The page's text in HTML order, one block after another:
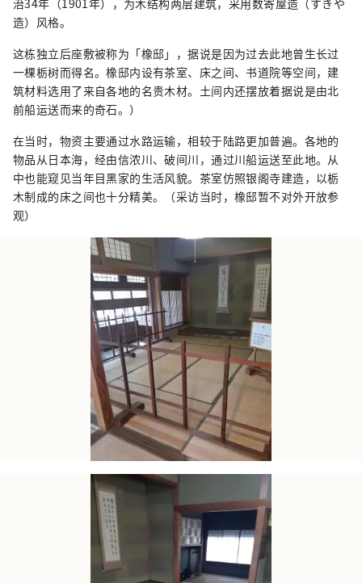
治34年（1901年），为木结构两层建筑，采用数寄屋造（すきや
造）风格。
这栋独立后座敷被称为「橡邸」，据说是因为过去此地曾生长过
一棵栃树而得名。橡邸内设有茶室、床之间、书道院等空间，建
筑材料选用了来自各地的名贵木材。土间内还摆放着据说是由北
前船运送而来的奇石。）
在当时，物资主要通过水路运输，相较于陆路更加普遍。各地的
物品从日本海，经由信浓川、破间川，通过川船运送至此地。从
中也能窥见当年目黑家的生活风貌。茶室仿照银阁寺建造，以栃
木制成的床之间也十分精美。（采访当时，橡邸暂不对外开放参
观）